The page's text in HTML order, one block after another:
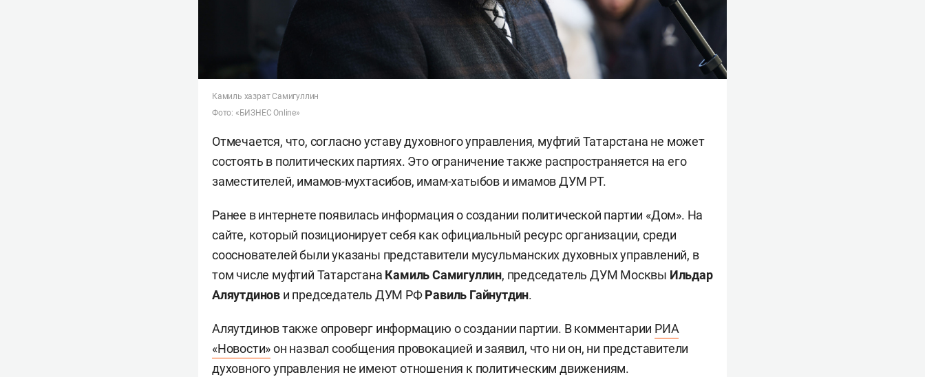
Камиль хазрат Самигуллин
Фото: «БИЗНЕС Online»
Отмечается, что, согласно уставу духовного управления, муфтий Татарстана не может
состоять в политических партиях. Это ограничение также распространяется на его
заместителей, имамов-мухтасибов, имам-хатыбов и имамов ДУМ РТ.
Ранее в интернете появилась информация о создании политической партии «Дом». На
сайте, который позиционирует себя как официальный ресурс организации, среди
сооснователей были указаны представители мусульманских духовных управлений, в
том числе муфтий Татарстана Камиль Самигуллин, председатель ДУМ Москвы Ильдар
Аляутдинов и председатель ДУМ РФРавиль Гайнутдин.
Аляутдинов также опроверг информацию о создании партии. В комментарии РИА
«Новости»он назвал сообщения провокацией и заявил, что ни он, ни представители
духовного управления не имеют отношения к политическим движениям.